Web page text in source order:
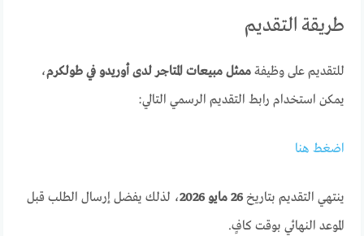
طريقة التقديم
للتقديم على وظيفةممثل مبيعات المتاجر لدى أوريدو في طولكرم،
يمكن استخدام رابط التقديم الرسمي التالي:
اضغط هنا
ينتهي التقديم بتاريخ26 مايو 2026
، لذلك يفضل إرسال الطلب قبل
الموعد النهائي بوقت كافٍ.